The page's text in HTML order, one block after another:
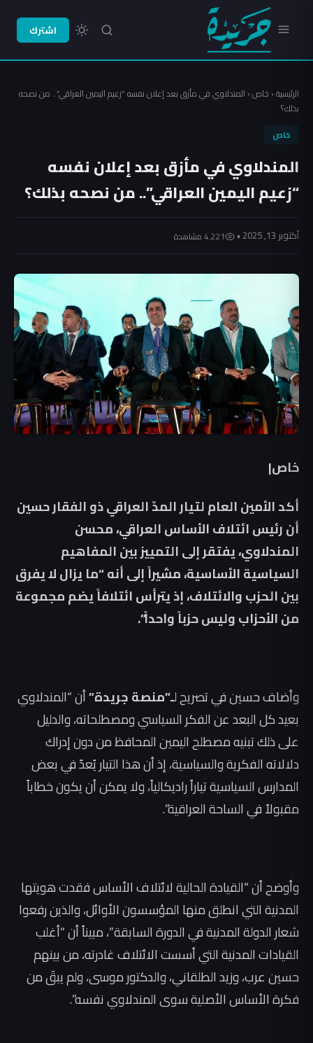
اشترك
الرئيسية‹ خاص‹ المندلاوي في مأزق بعد إعلان نفسه “زعيم اليمين العراقي”.. من نصحه
بذلك؟
خاص
المندلاوي في مأزق بعد إعلان نفسه
“زعيم اليمين العراقي”.. من نصحه بذلك؟
أكتوبر 13, 2025 • 4٬221 مشاهدة
خاص|
أكد الأمين العام لتيار المدّ العراقي ذو الفقار حسين
أن رئيس ائتلاف الأساس العراقي، محسن
المندلاوي، يفتقر إلى التمييز بين المفاهيم
السياسية الأساسية، مشيراً إلى أنه “ما يزال لا يفرق
بين الحزب والائتلاف، إذ يترأس ائتلافاً يضم مجموعة
من الأحزاب وليس حزباً واحداً”.
وأضاف حسين في تصريح لـ”منصة جريدة”أن “المندلاوي
بعيد كل البعد عن الفكر السياسي ومصطلحاته، والدليل
على ذلك تبنيه مصطلح اليمين المحافظ من دون إدراك
دلالاته الفكرية والسياسية، إذ أن هذا التيار يُعدّ في بعض
المدارس السياسية تياراً راديكالياً، ولا يمكن أن يكون خطاباً
مقبولاً في الساحة العراقية”.
وأوضح أن “القيادة الحالية لائتلاف الأساس فقدت هويتها
المدنية التي انطلق منها المؤسسون الأوائل، والذين رفعوا
شعار الدولة المدنية في الدورة السابقة”، مبيناً أن “أغلب
القيادات المدنية التي أسست الائتلاف غادرته، من بينهم
حسين عرب، وزيد الطلقاني، والدكتور موسى، ولم يبقَ من
فكرة الأساس الأصلية سوى المندلاوي نفسه”.